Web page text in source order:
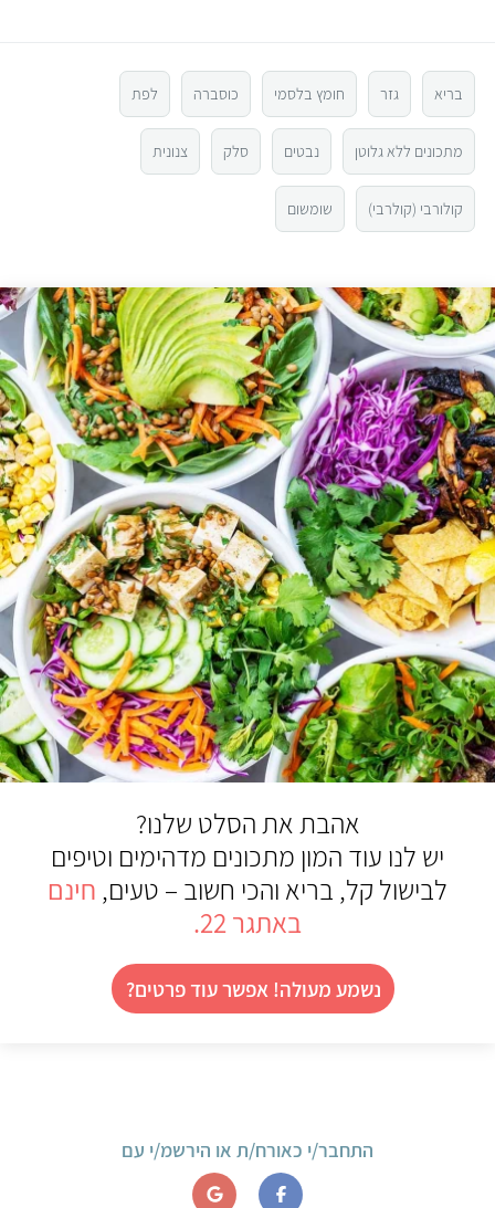
3
2
1
בריא גזר חומץ בלסמי כוסברה לפת
מתכונים ללא גלוטן נבטים סלק צנונית
קולורבי (קולרבי) שומשום
אהבת את הסלט שלנו?
יש לנו עוד המון מתכונים מדהימים וטיפים
לבישול קל, בריא והכי חשוב – טעים, חינם
באתגר 22.
נשמע מעולה! אפשר עוד פרטים?
התחבר/י כאורח/ת או הירשמ/י עם